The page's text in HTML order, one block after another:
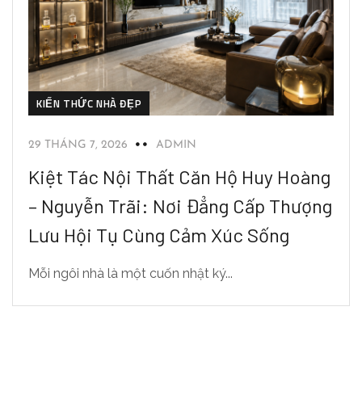
KIẾN THỨC NHÀ ĐẸP
29 THÁNG 7, 2026 ADMIN
Kiệt Tác Nội Thất Căn Hộ Huy Hoàng
– Nguyễn Trãi: Nơi Đẳng Cấp Thượng
Lưu Hội Tụ Cùng Cảm Xúc Sống
Mỗi ngôi nhà là một cuốn nhật ký...